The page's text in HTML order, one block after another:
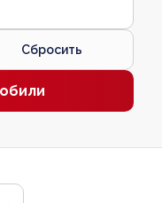
Сбросить